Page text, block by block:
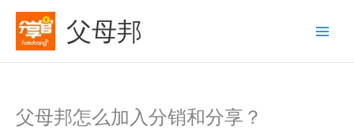
容
父母邦
父母邦怎么加入分销和分享？